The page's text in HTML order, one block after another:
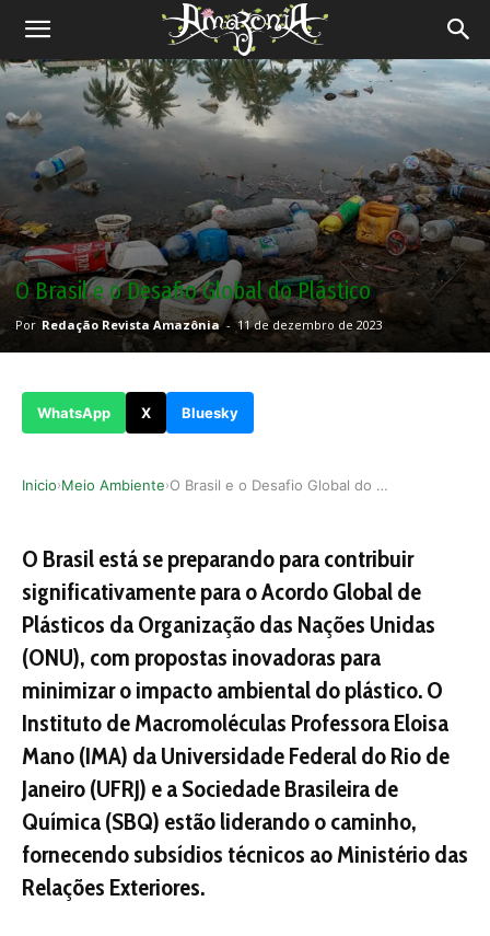
Revista
Amazônia
O Brasil e o Desafio Global do Plástico
Por Redação Revista Amazônia - 11 de dezembro de 2023
WhatsApp X Bluesky
Inicio›Meio Ambiente› O Brasil e o Desafio Global do Plástico
O Brasil está se preparando para contribuir
significativamente para o Acordo Global de
Plásticos da Organização das Nações Unidas
(ONU), com propostas inovadoras para
minimizar o impacto ambiental do plástico. O
Instituto de Macromoléculas Professora Eloisa
Mano (IMA) da Universidade Federal do Rio de
Janeiro (UFRJ) e a Sociedade Brasileira de
Química (SBQ) estão liderando o caminho,
fornecendo subsídios técnicos ao Ministério das
Relações Exteriores.